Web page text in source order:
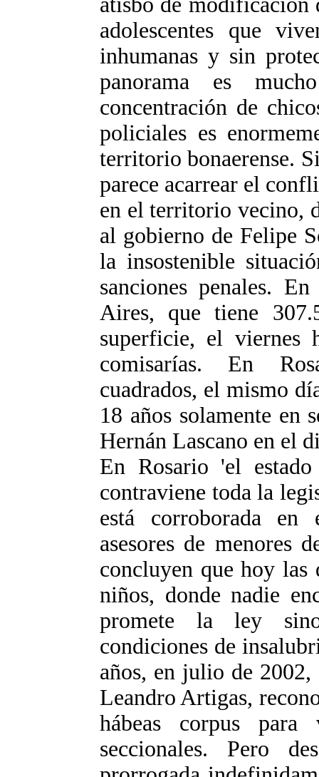
adolescentes que
inhumanas y sin
panorama es
concentración de
policiales es
territorio bonaerense.
parece acarrear el
en el territorio vecino,
al gobierno de Felipe
la insostenible
sanciones penales.
Aires, que tiene
superficie, el viernes
comisarías. En
cuadrados, el mismo
18 años solamente en
Hernán Lascano en el
En Rosario 'el
contraviene toda la
está corroborada en
asesores de menores
concluyen que hoy las
niños, donde nadie
promete la ley
condiciones de
años, en julio de
Leandro Artigas,
hábeas corpus
seccionales. Pero